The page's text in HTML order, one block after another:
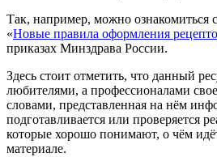
Так, например, можно ознакомиться
«Новые правила оформления
приказах Минздрава России.
Здесь стоит отметить, что данный
любителями, а профессионалами
словами, представленная на нём
подготавливается или проверяется
которые хорошо понимают, о чём
материале.